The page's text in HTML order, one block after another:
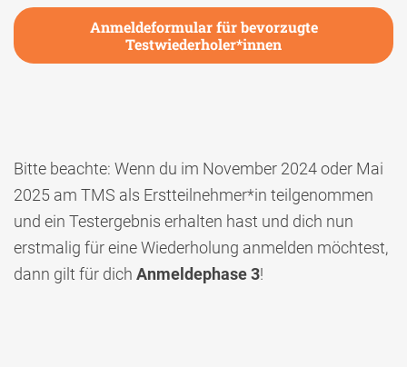
Anmeldeformular für bevorzugte
Testwiederholer*innen
Bitte beachte: Wenn du im November 2024 oder Mai
2025 am TMS als Erstteilnehmer*in teilgenommen
und ein Testergebnis erhalten hast und dich nun
erstmalig für eine Wiederholung anmelden möchtest,
dann gilt für dich Anmeldephase 3!